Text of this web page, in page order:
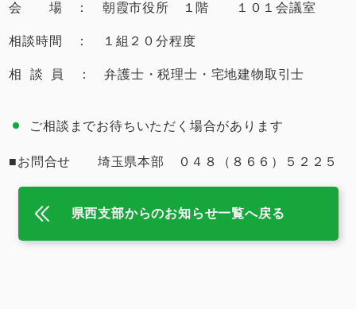
会 場 ： 朝霞市役所 １階 １０１会議室
相談時間 ： １組２０分程度
相 談 員 ： 弁護士・税理士・宅地建物取引士
ご相談までお待ちいただく場合があります
■お問合せ 埼玉県本部 ０４８（８６６）５２２５
県西支部からのお知らせ一覧へ戻る